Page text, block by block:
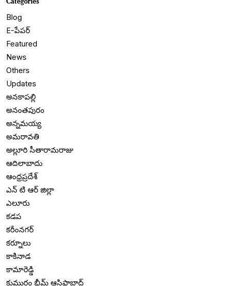
Blog
E-పేపర్
Featured
News
Others
Updates
అనకాపల్లి
అనంతపురం
అన్నమయ్య
అమరావతి
అల్లూరి సీతారామరాజు
ఆదిలాబాదు
ఆంధ్రప్రదేశ్
ఎన్ టి ఆర్ జిల్లా
ఎలూరు
కడప
కరీంనగర్
కర్నూలు
కాకినాడ
కామారెడ్డి
కుమురం భీమ్ ఆసిఫాబాద్